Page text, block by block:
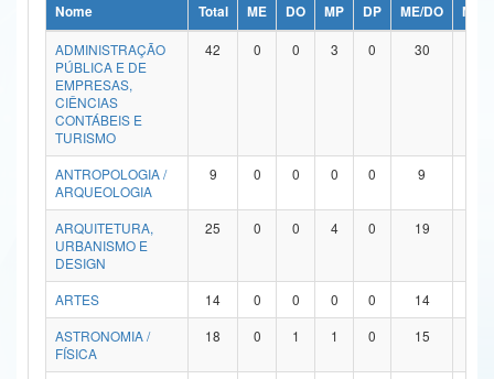
Ministério da Ciência, Tecnologia, Inovações e Comunicações
Ministério do Meio Ambiente
Ministério do Turismo
Ministério do Desenvolvimento Regional
Controladoria-Geral da União
Ministério da Mulher, da Família e dos Direitos Humanos
Secretaria de Governo
Nome Total ME DO MP DP ME/DO
MP/
ADMINISTRAÇÃO
PÚBLICA E DE
EMPRESAS,
CIÊNCIAS
CONTÁBEIS E
TURISMO
42 0 0 3 0 30
ANTROPOLOGIA /
ARQUEOLOGIA
9 0 0 0 0 9
ARQUITETURA,
URBANISMO E
DESIGN
25 0 0 4 0 19
ARTES 14 0 0 0 0 14
ASTRONOMIA /
FÍSICA
18 0 1 1 0 15